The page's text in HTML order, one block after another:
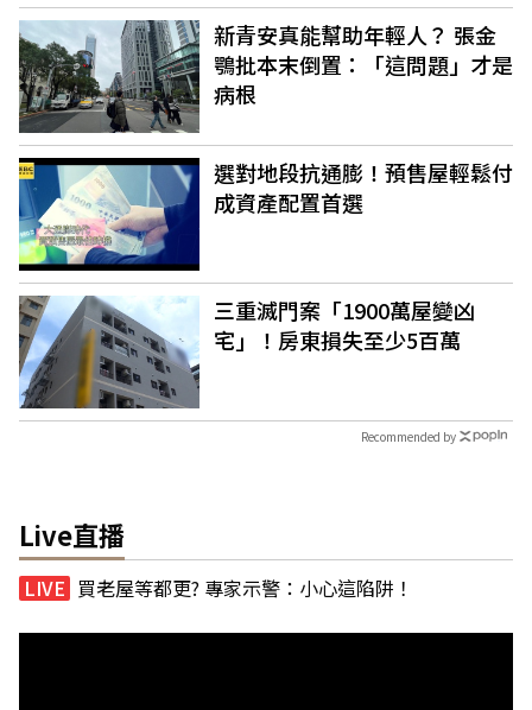
新青安真能幫助年輕人？ 張金
鶚批本末倒置：「這問題」才是
病根
選對地段抗通膨！預售屋輕鬆付
成資產配置首選
三重滅門案「1900萬屋變凶
宅」！房東損失至少5百萬
Recommended by
Live直播
買老屋等都更? 專家示警：小心這陷阱！